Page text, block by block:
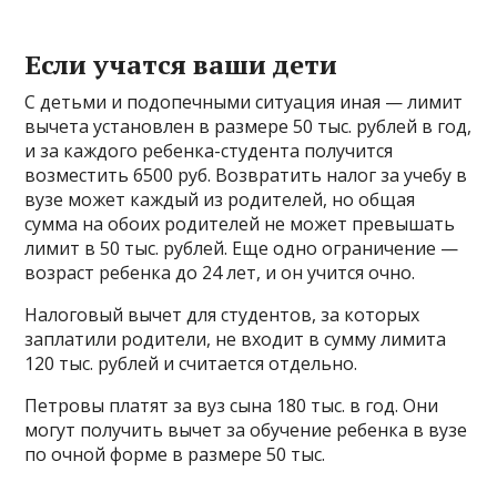
Если учатся ваши дети
С детьми и подопечными ситуация иная — лимит
вычета установлен в размере 50 тыс. рублей в год,
и за каждого ребенка-студента получится
возместить 6500 руб. Возвратить налог за учебу в
вузе может каждый из родителей, но общая
сумма на обоих родителей не может превышать
лимит в 50 тыс. рублей. Еще одно ограничение —
возраст ребенка до 24 лет, и он учится очно.
Налоговый вычет для студентов, за которых
заплатили родители, не входит в сумму лимита
120 тыс. рублей и считается отдельно.
Петровы платят за вуз сына 180 тыс. в год. Они
могут получить вычет за обучение ребенка в вузе
по очной форме в размере 50 тыс.